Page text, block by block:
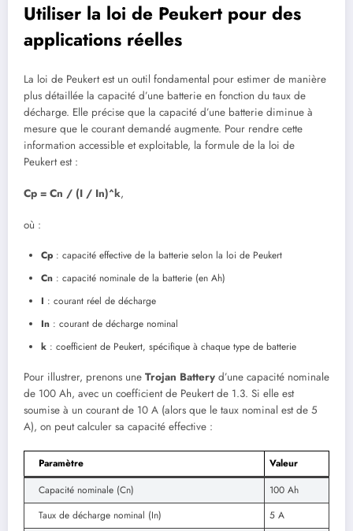
Utiliser la loi de Peukert pour des
applications réelles
La loi de Peukert est un outil fondamental pour estimer de manière
plus détaillée la capacité d’une batterie en fonction du taux de
décharge. Elle précise que la capacité d’une batterie diminue à
mesure que le courant demandé augmente. Pour rendre cette
information accessible et exploitable, la formule de la loi de
Peukert est :
Cp = Cn / (I / In)^k,
où :
Cp : capacité effective de la batterie selon la loi de Peukert
Cn : capacité nominale de la batterie (en Ah)
I : courant réel de décharge
In : courant de décharge nominal
k : coefficient de Peukert, spécifique à chaque type de batterie
Pour illustrer, prenons une Trojan Battery d’une capacité nominale
de 100 Ah, avec un coefficient de Peukert de 1.3. Si elle est
soumise à un courant de 10 A (alors que le taux nominal est de 5
A), on peut calculer sa capacité effective :
Paramètre
Valeur
Capacité nominale (Cn)
100 Ah
Taux de décharge nominal (In)
5 A